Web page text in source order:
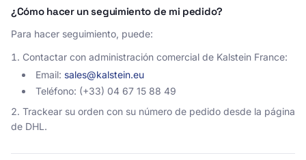
¿Cómo hacer un seguimiento de mi pedido?
Para hacer seguimiento, puede:
Contactar con administración comercial de Kalstein France:
Email: sales@kalstein.eu
Teléfono: (+33) 04 67 15 88 49
Trackear su orden con su número de pedido desde la página
de DHL.